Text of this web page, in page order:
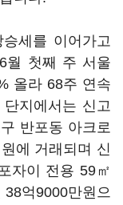
세를 이어가고
월 첫째 주 서울
올라 68주 연속
지에서는 신고
반포동 아크로
에 거래되며 신
자이 전용 59㎡
38억9000만원으